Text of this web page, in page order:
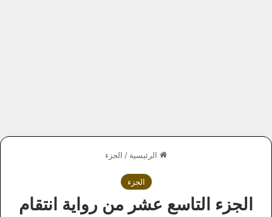
الرئيسية / الجزء
الجزء
الجزء التاسع عشر من رواية انتقام